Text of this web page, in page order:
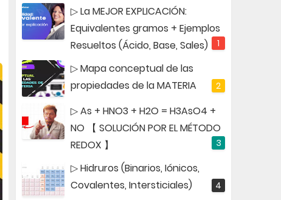
▷ La MEJOR EXPLICACIÓN:
Equivalentes gramos + Ejemplos
Resueltos (Ácido, Base, Sales)
▷ Mapa conceptual de las
propiedades de la MATERIA
▷ As + HNO3 + H2O = H3AsO4 +
NO 【 SOLUCIÓN POR EL MÉTODO
REDOX 】
▷ Hidruros (Binarios, Iónicos,
Covalentes, Intersticiales)